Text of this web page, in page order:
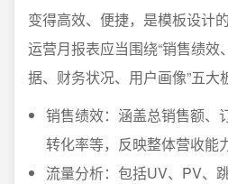
变得高效、便捷，是模板设计
运营月报表应当围绕“销售绩效
据、财务状况、用户画像”五大
销售绩效：涵盖总销售额、
转化率等，反映整体营收能
流量分析：包括UV、PV、